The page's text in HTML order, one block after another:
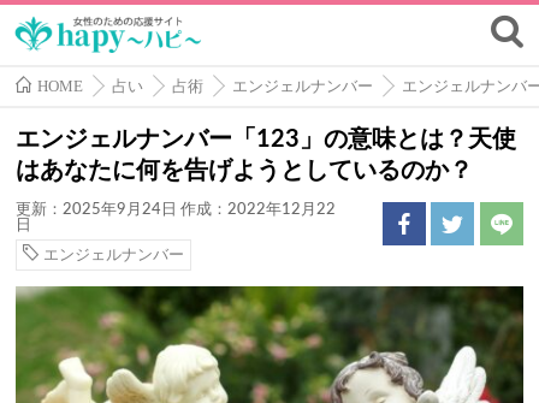
HOME 占い 占術 エンジェルナンバー エンジェルナンバ
エンジェルナンバー「123」の意味とは？天使
はあなたに何を告げようとしているのか？
更新：2025年9月24日 作成：2022年12月22
日
エンジェルナンバー